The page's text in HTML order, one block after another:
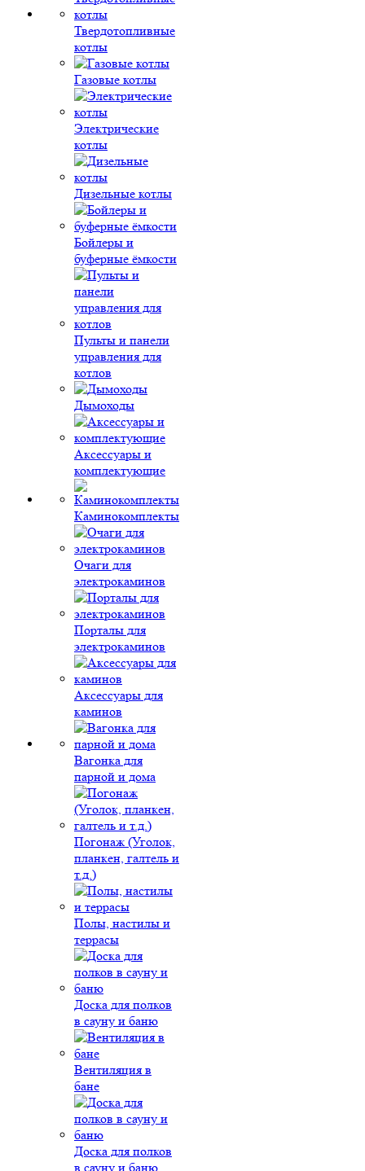
Твердотопливные
котлы
Газовые котлы
Электрические
котлы
Дизельные котлы
Бойлеры и
буферные ёмкости
Пульты и панели
управления для
котлов
Дымоходы
Аксессуары и
комплектующие
Каминокомплекты
Очаги для
электрокаминов
Порталы для
электрокаминов
Аксессуары для
каминов
Вагонка для
парной и дома
Погонаж (Уголок,
планкен, галтель и
т.д.)
Полы, настилы и
террасы
Доска для полков
в сауну и баню
Вентиляция в
бане
Доска для полков
в сауну и баню